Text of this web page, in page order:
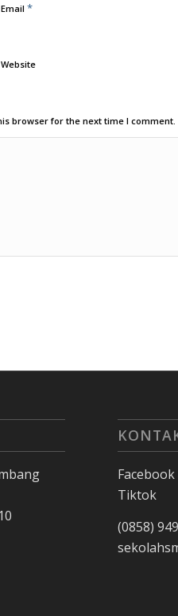
Email*
Website
browser for the next time I comment.
Tiktok
(0858)